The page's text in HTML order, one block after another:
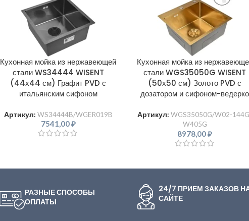
Кухонная мойка из нержавеющей
стали WS34444 WISENT
(44х44 см) Графит PVD с
итальянским сифоном
Артикул: WS34444B/WGER019B
7541,00₽
Кухонная мойка из
стали WGS35050G WISENT
(50х50 см) Золото PVD с
дозатором и сифоном-ведерко
Артикул:WGS35050G/W02-
W405G
8978,00₽
РАЗНЫЕ СПОСОБЫ
ОПЛАТЫ
24/7 ПРИЕМ ЗАКАЗОВ
САЙТЕ